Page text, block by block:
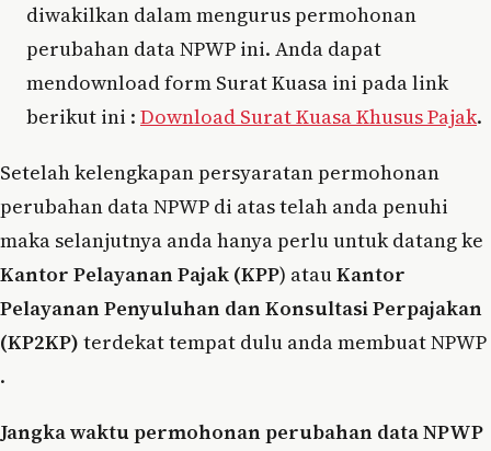
diwakilkan dalam mengurus permohonan
perubahan data NPWP ini. Anda dapat
mendownload form Surat Kuasa ini pada link
berikut ini : Download Surat Kuasa Khusus Pajak.
Setelah kelengkapan persyaratan permohonan
perubahan data NPWP di atas telah anda penuhi
maka selanjutnya anda hanya perlu untuk datang ke
Kantor Pelayanan Pajak (KPP) atauKantor
Pelayanan Penyuluhan dan Konsultasi Perpajakan
(KP2KP) terdekat tempat dulu anda membuat NPWP
.
Jangka waktu permohonan perubahan data NPWP